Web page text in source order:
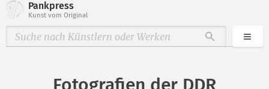
Pankpress
Kunst vom Original
Fotografien der DDR